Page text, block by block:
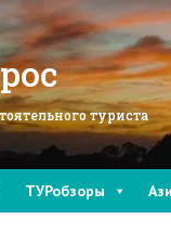
туриста
ТУРобзоры